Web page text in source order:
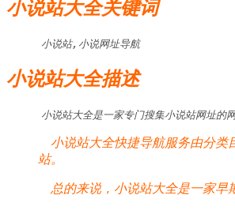
小说站大全关键词
小说站,小说网址导航
小说站大全描述
小说站大全是一家专门搜集小说站网址的
小说站大全快捷导航服务由分类
站。
总的来说，小说站大全是一家早